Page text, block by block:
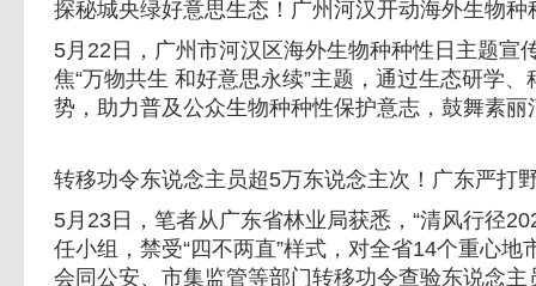
探秘城央绿好意思生态！广州河汉开动海外生物种
5月22日，广州市河汉区海外生物种种性日主题宣
焦“万物共生 和好意思永续”主题，通过生态研学
势，助力普及公众生物种种性保护意志，鼓舞素
转移功令东说念主员超5万东说念主次！广东严打
5月23日，笔者从广东省林业局获悉，“清风行径
任小组，禁受“四不两直”样式，对全省14个重心
会同公安、市集监管等部门转移功令查验东说念